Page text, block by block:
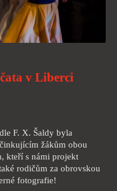
v Liberci
F. X. Šaldy byla
žákům obou
kteří s námi projekt
rodičům za obrovskou
fotografie!